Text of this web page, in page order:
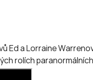
Ed a Lorraine
rolích